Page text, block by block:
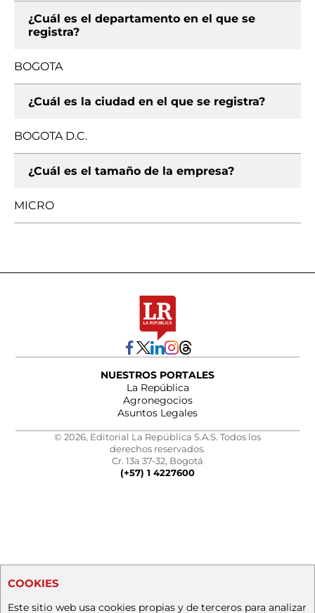
¿Cuál es el departamento en el que se
registra?
BOGOTA
¿Cuál es la ciudad en el que se registra?
BOGOTA D.C.
¿Cuál es el tamaño de la empresa?
MICRO
NUESTROS PORTALES
La República
Agronegocios
Asuntos Legales
© 2026, Editorial La República S.A.S. Todos los
derechos reservados.
Cr. 13a 37-32, Bogotá
(+57) 1 4227600
COOKIES
Este sitio web usa cookies propias y de terceros para analizar